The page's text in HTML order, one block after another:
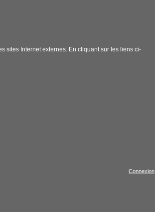
sites Internet externes. En cliquant sur les liens ci-
Connexion